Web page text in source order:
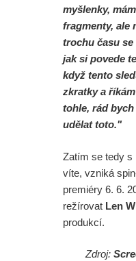
myšlenky,
fragmenty, ale
trochu času se
jak si povede
když tento
zkratky a
tohle, rád
udělat toto."
Zatím se tedy s
víte, vzniká
premiéry 6. 6.
režírovat Len
produkcí.
Zdroj: